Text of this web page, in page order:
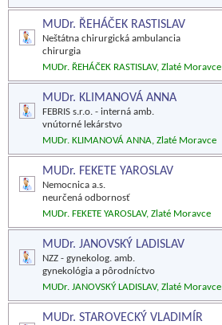
MUDr. ŘEHÁČEK RASTISLAV
Neštátna chirurgická ambulancia
chirurgia
MUDr. ŘEHÁČEK RASTISLAV, Zlaté Moravce
MUDr. KLIMANOVÁ ANNA
FEBRIS s.r.o. - interná amb.
vnútorné lekárstvo
MUDr. KLIMANOVÁ ANNA, Zlaté Moravce
MUDr. FEKETE YAROSLAV
Nemocnica a.s.
neurčená odbornosť
MUDr. FEKETE YAROSLAV, Zlaté Moravce
MUDr. JANOVSKÝ LADISLAV
NZZ - gynekolog. amb.
gynekológia a pôrodníctvo
MUDr. JANOVSKÝ LADISLAV, Zlaté Moravce
MUDr. STAROVECKÝ VLADIMÍR